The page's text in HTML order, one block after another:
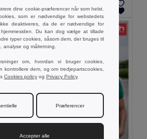
Tilføj Til Kurv
-34%
dine cookie-præferencer når som helst.
som er nødvendige for webstedets
deaktiveres, da de er nødvendige for
Du kan dog vælge at tillade
typer cookies, såsom dem, der bruges til
analyse og målretning.
om, hvordan vi bruger cookies,
kontrollere dem, og om tredjepartscookies,
Cookies policy og Privacy Policy.
Præferencer
Accepter alle